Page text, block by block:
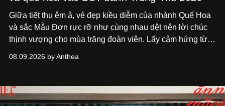
Giữa tiết thu êm ả, vẻ đẹp kiều diễm của nhành Quế Hoa
và sắc Mẫu Đơn rực rỡ như cùng nhau dệt nên lời chúc
thịnh vượng cho mùa trăng đoàn viên. Lấy cảm hứng từ
hương vị của những thức quà truyền thống vào bộ sưu
quà tặng ‘Mẫu Đơn Khai Phúc’, ‘Quế Hoa Vọng Nguyệt’
và ‘Nguyệt Sắc Giao Hòa’, gửi trao ước nguyện bình an
08.09.2026 by Anthea